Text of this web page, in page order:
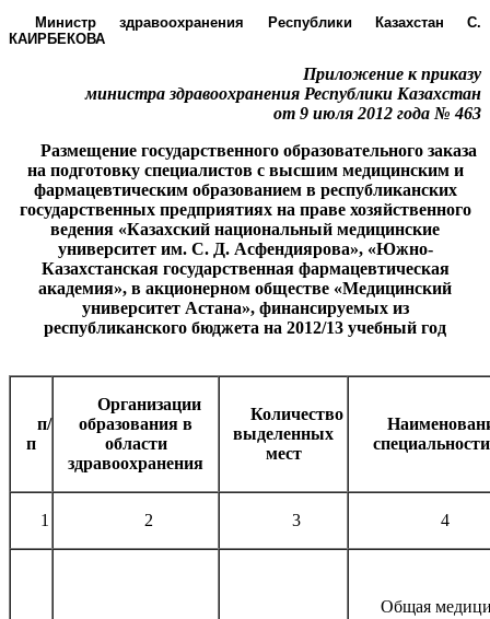
Министр здравоохранения Республики Казахстан С.
КАИРБЕКОВА
Приложение к приказу
министра здравоохранения Республики Казахстан
от 9 июля 2012 года № 463
Размещение государственного образовательного заказа
на подготовку специалистов с высшим медицинским и
фармацевтическим образованием в республиканских
государственных предприятиях на праве хозяйственного
ведения «Казахский национальный медицинские
университет им. С. Д. Асфендиярова», «Южно-
Казахстанская государственная фармацевтическая
академия», в акционерном обществе «Медицинский
университет Астана», финансируемых из
республиканского бюджета на 2012/13 учебный год
п/
п
Организации
образования в
области
здравоохранения
Количество
выделенных
мест
специальности
1 2 3 4
Общая